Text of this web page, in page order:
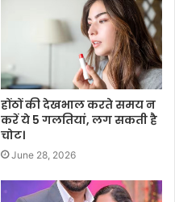
होंठों की देखभाल करते समय न
करें ये 5 गलतियां, लग सकती है
चोट।
June 28, 2026